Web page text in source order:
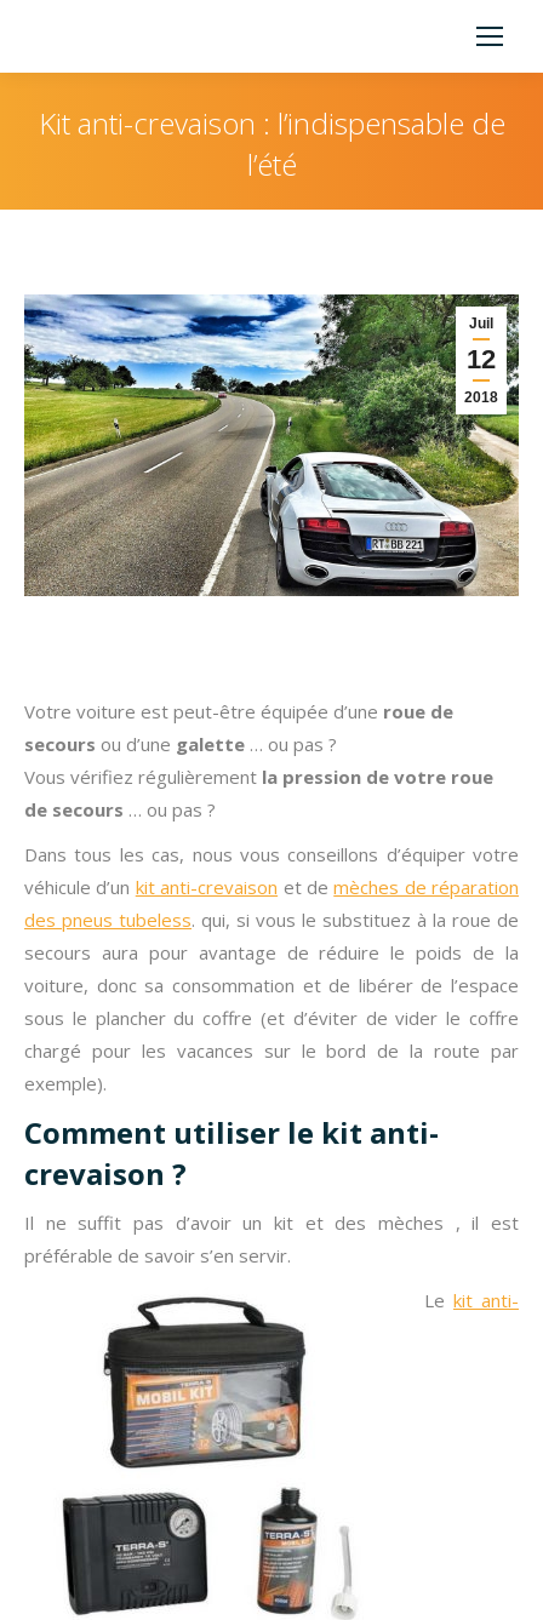
Kit anti-crevaison : l’indispensable de
l’été
Juil
12
2018
Votre voiture est peut-être équipée d’une roue de
secours ou d’une galette … ou pas ?
Vous vérifiez régulièrement la pression de votre roue
de secours … ou pas ?
Dans tous les cas, nous vous conseillons d’équiper votre
véhicule d’un kit anti-crevaison et demèches de réparation
des pneus tubeless. qui, si vous le substituez à la roue de
secours aura pour avantage de réduire le poids de la
voiture, donc sa consommation et de libérer de l’espace
sous le plancher du coffre (et d’éviter de vider le coffre
chargé pour les vacances sur le bord de la route par
exemple).
Comment utiliser le kit anti-
crevaison ?
Il ne suffit pas d’avoir un kit et des mèches , il est
préférable de savoir s’en servir.
Le kit anti-